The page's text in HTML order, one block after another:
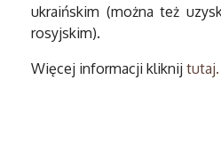
ukraińskim (można też
rosyjskim).
Więcej informacji kliknij tutaj.